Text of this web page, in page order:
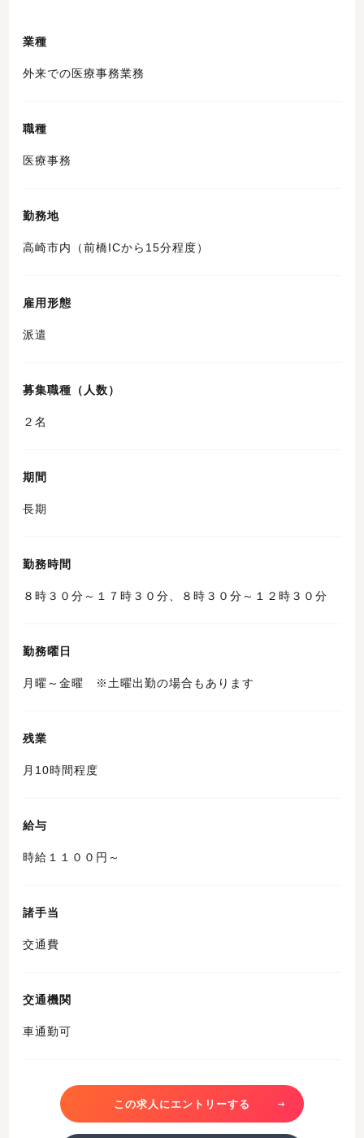
業種
外来での医療事務業務
職種
医療事務
勤務地
高崎市内（前橋ICから15分程度）
雇用形態
派遣
募集職種（人数）
２名
期間
長期
勤務時間
８時３０分～１７時３０分、８時３０分～１２時３０分
勤務曜日
月曜～金曜 ※土曜出勤の場合もあります
残業
月10時間程度
給与
時給１１００円～
諸手当
交通費
交通機関
車通勤可
この求人にエントリーする